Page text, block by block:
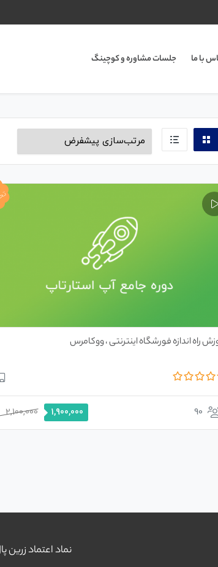
با ما جلسات مشاوره و کوچینگ
راه اندازه فورشگاه اینترنتی ، ووکامرس
90
2,100,000
قیمت
اصلی
1,900,000 قیمت
فعلی
نماد اعتماد زرین